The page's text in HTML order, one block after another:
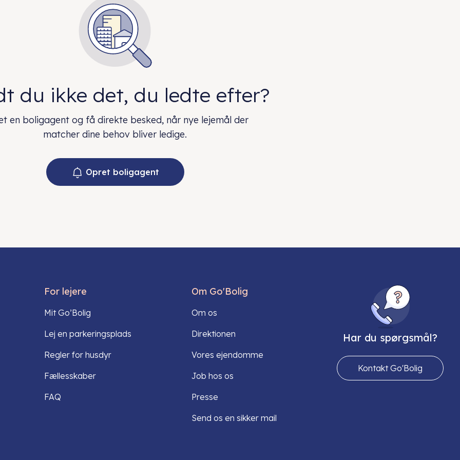
du ikke det, du ledte efter?
en boligagent og få direkte besked, når nye lejemål der
matcher dine behov bliver ledige.
Opret boligagent
For lejere
Mit Go’Bolig
Lej en parkeringsplads
Regler for husdyr
Fællesskaber
FAQ
Om Go'Bolig
Om os
Direktionen
Vores ejendomme
Job hos os
Presse
Send os en sikker mail
Har du spørgsmål?
Kontakt Go'Bolig